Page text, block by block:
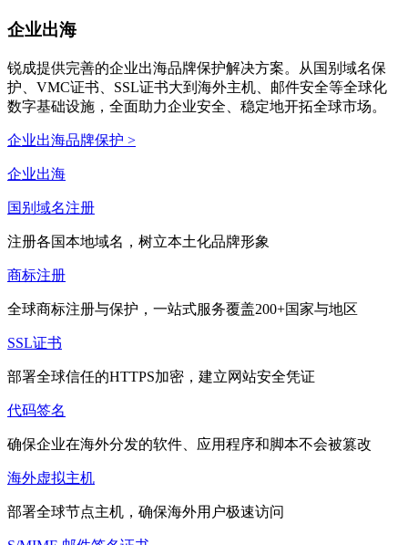
企业出海
锐成提供完善的企业出海品牌保护解决方案。从国别域名保
护、VMC证书、SSL证书大到海外主机、邮件安全等全球化
数字基础设施，全面助力企业安全、稳定地开拓全球市场。
企业出海品牌保护 >
企业出海
国别域名注册
注册各国本地域名，树立本土化品牌形象
商标注册
全球商标注册与保护，一站式服务覆盖200+国家与地区
SSL证书
部署全球信任的HTTPS加密，建立网站安全凭证
代码签名
确保企业在海外分发的软件、应用程序和脚本不会被篡改
海外虚拟主机
部署全球节点主机，确保海外用户极速访问